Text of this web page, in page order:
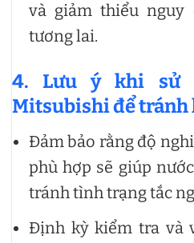
và giảm thiểu nguy
tương lai.
4. Lưu ý khi sử
Mitsubishi để tránh
Đảm bảo rằng độ
phù hợp sẽ giúp
tránh tình trạng tắc
Định kỳ kiểm tra và